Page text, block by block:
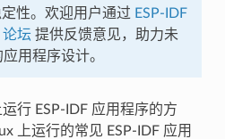
性。欢迎用户通过 ESP-IDF
论坛 提供反馈意见，助力未
用程序设计。
行 ESP-IDF 应用程序的方
上运行的常见 ESP-IDF 应用